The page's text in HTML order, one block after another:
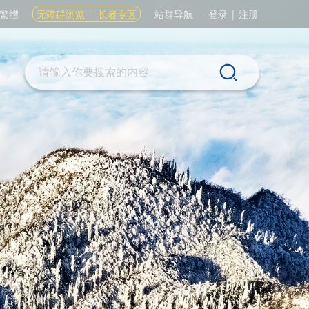
繁體 无障碍浏览 长者专区 站群导航 登录 | 注册